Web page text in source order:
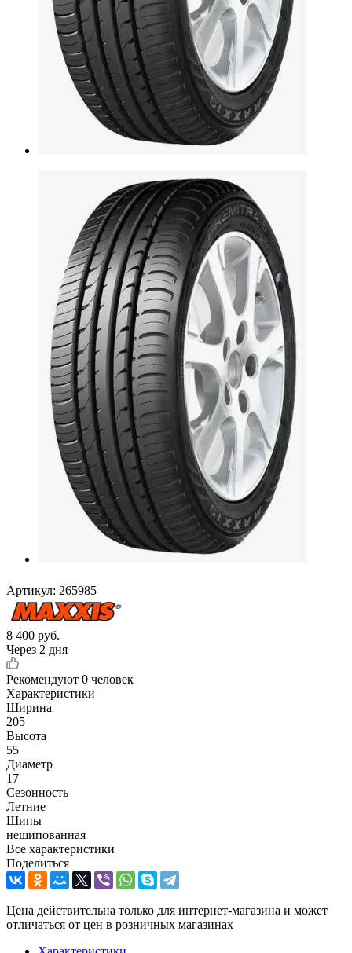
Артикул: 265985
8 400 руб.
Через 2 дня
Рекомендуют 0 человек
Характеристики
Ширина
205
Высота
55
Диаметр
17
Сезонность
Летние
Шипы
нешипованная
Все характеристики
Поделиться
Цена действительна только для интернет-магазина и может
отличаться от цен в розничных магазинах